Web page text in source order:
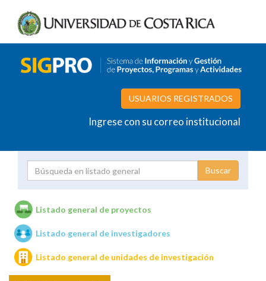
USUARIOS REGISTRADOS
Ingrese con su correo institucional
Unidades de investigación
Listado general de proyectos
Listado general de investigadores
Listado general de unidades de investigación